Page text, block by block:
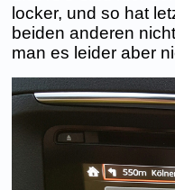
locker, und so hat
beiden anderen
man es leider aber